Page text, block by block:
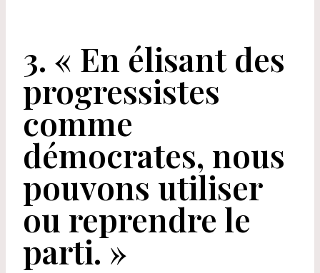
3. « En élisant des
progressistes
comme
démocrates, nous
pouvons utiliser
ou reprendre le
parti. »